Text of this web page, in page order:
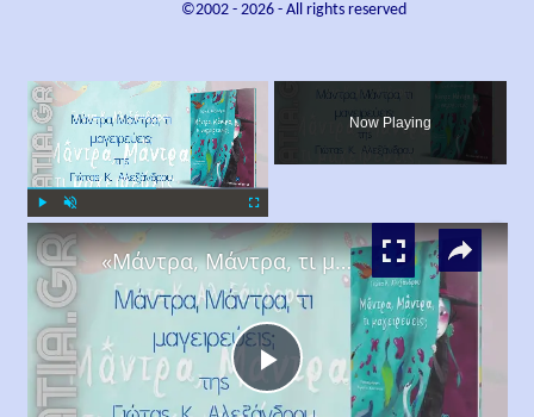
©2002 - 2026- All rights reserved
×
Unmute Fullscreen
Now Playing
×
Play
«Μάντρα, Μάντρα, τι μαγειρεύεις;», Γιώτα Κ. Αλεξάνδρου